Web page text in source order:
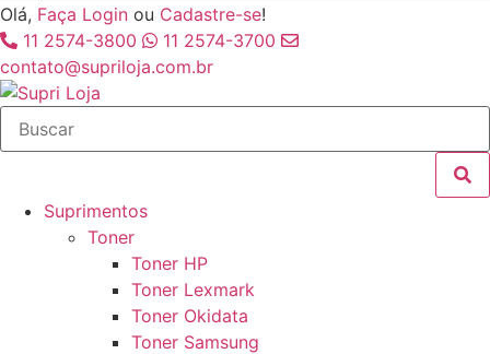
Olá, Faça Login ou Cadastre-se!
11 2574-3800
11 2574-3700
contato@supriloja.com.br
Suprimentos
Toner
Toner HP
Toner Lexmark
Toner Okidata
Toner Samsung